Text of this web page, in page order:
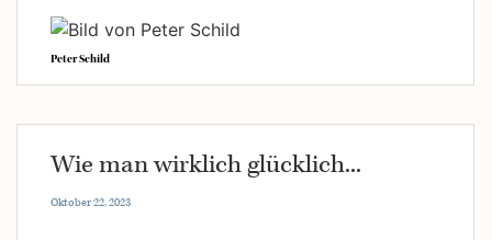
Peter Schild
Wie man wirklich glücklich...
Oktober 22, 2023